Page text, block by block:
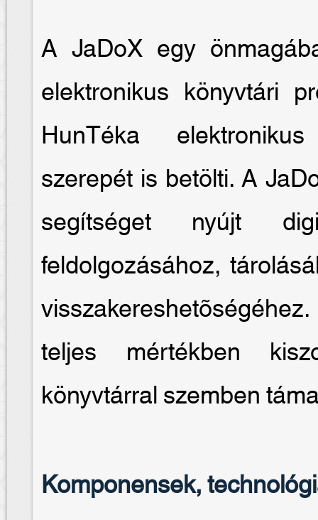
A JaDoX egy
elektronikus könyvtári
HunTéka
szerepét is betölti. A
segítséget nyújt
feldolgozásához,
teljes mértékben
könyvtárral szemben
Komponensek,